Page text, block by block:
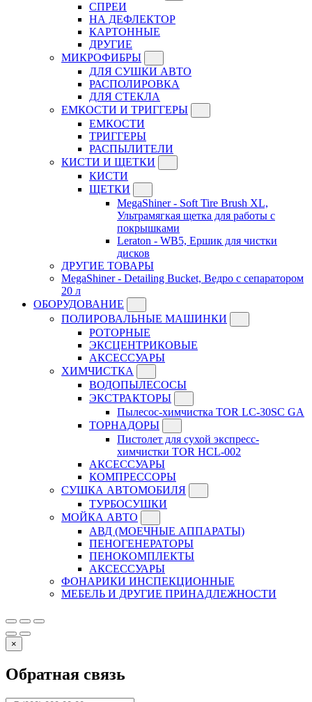
СПРЕИ
НА ДЕФЛЕКТОР
КАРТОННЫЕ
ДРУГИЕ
МИКРОФИБРЫ
ДЛЯ СУШКИ АВТО
РАСПОЛИРОВКА
ДЛЯ СТЕКЛА
ЕМКОСТИ И ТРИГГЕРЫ
ЕМКОСТИ
ТРИГГЕРЫ
РАСПЫЛИТЕЛИ
КИСТИ И ЩЕТКИ
КИСТИ
ЩЕТКИ
MegaShiner - Soft Tire Brush XL,
Ультрамягкая щетка для работы с
покрышками
Leraton - WB5, Ершик для чистки
дисков
ДРУГИЕ ТОВАРЫ
MegaShiner - Detailing Bucket, Ведро с сепаратором
20 л
ОБОРУДОВАНИЕ
ПОЛИРОВАЛЬНЫЕ МАШИНКИ
РОТОРНЫЕ
ЭКСЦЕНТРИКОВЫЕ
АКСЕССУАРЫ
ХИМЧИСТКА
ВОДОПЫЛЕСОСЫ
ЭКСТРАКТОРЫ
Пылесос-химчистка TOR LC-30SC GA
ТОРНАДОРЫ
Пистолет для сухой экспресс-
химчистки TOR HCL-002
АКСЕССУАРЫ
КОМПРЕССОРЫ
СУШКА АВТОМОБИЛЯ
ТУРБОСУШКИ
МОЙКА АВТО
АВД (МОЕЧНЫЕ АППАРАТЫ)
ПЕНОГЕНЕРАТОРЫ
ПЕНОКОМПЛЕКТЫ
АКСЕССУАРЫ
ФОНАРИКИ ИНСПЕКЦИОННЫЕ
МЕБЕЛЬ И ДРУГИЕ ПРИНАДЛЕЖНОСТИ
×
Обратная связь